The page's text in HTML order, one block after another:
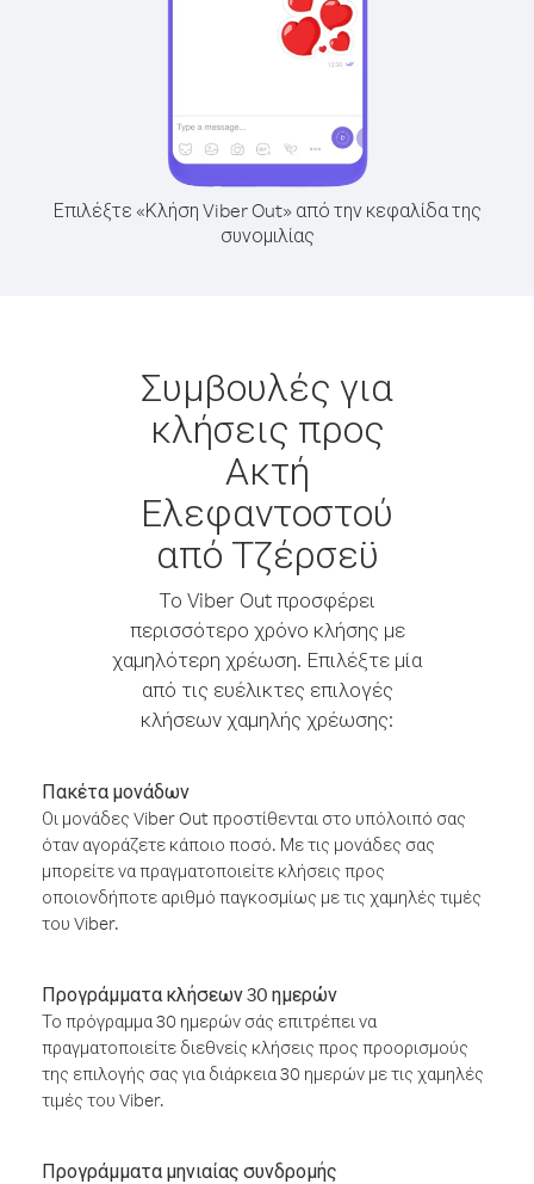
Επιλέξτε «Κλήση Viber Out» από την κεφαλίδα της
συνομιλίας
Συμβουλές για
κλήσεις προς
Ακτή
Ελεφαντοστού
από Τζέρσεϋ
Το Viber Out προσφέρει
περισσότερο χρόνο κλήσης με
χαμηλότερη χρέωση. Επιλέξτε μία
από τις ευέλικτες επιλογές
κλήσεων χαμηλής χρέωσης:
Πακέτα μονάδων
Οι μονάδες Viber Out προστίθενται στο υπόλοιπό σας
όταν αγοράζετε κάποιο ποσό. Με τις μονάδες σας
μπορείτε να πραγματοποιείτε κλήσεις προς
οποιονδήποτε αριθμό παγκοσμίως με τις χαμηλές τιμές
του Viber.
Προγράμματα κλήσεων 30 ημερών
Το πρόγραμμα 30 ημερών σάς επιτρέπει να
πραγματοποιείτε διεθνείς κλήσεις προς προορισμούς
της επιλογής σας για διάρκεια 30 ημερών με τις χαμηλές
τιμές του Viber.
Προγράμματα μηνιαίας συνδρομής